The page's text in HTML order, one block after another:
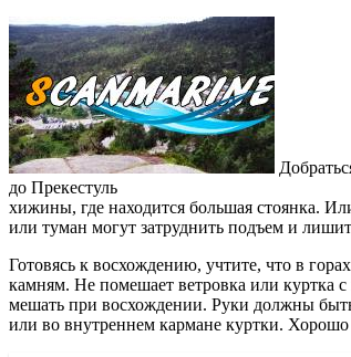
до Прекестуль
хижины, где находится большая стоянка.
или туман могут затруднить подъем и
Готовясь к восхождению, учтите, что в
камням. Не помешает ветровка или куртка
мешать при восхождении. Руки должны
или во внутреннем кармане куртки. Хорошо